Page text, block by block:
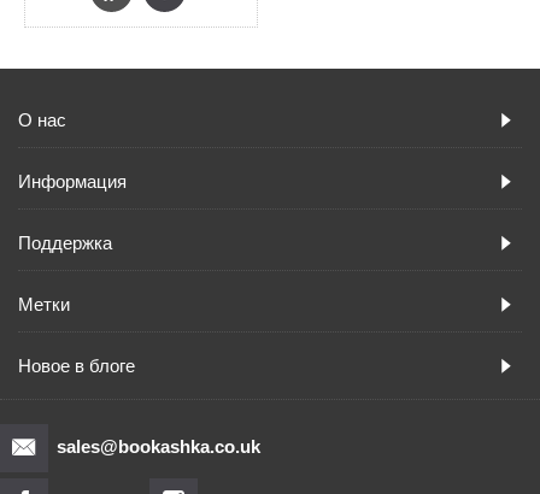
О нас
Информация
Поддержка
Метки
Новое в блоге
sales@bookashka.co.uk